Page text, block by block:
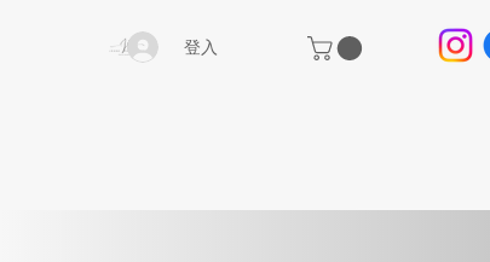
登入